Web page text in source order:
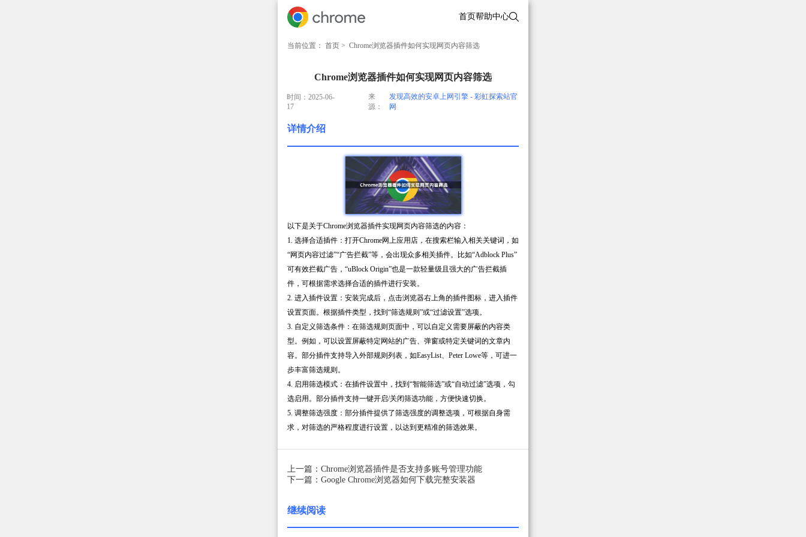
首页帮助中心
当前位置： 首页 > Chrome浏览器插件如何实现网页内容筛选
Chrome浏览器插件如何实现网页内容筛选
时间：2025-06-
17
来
源：
发现高效的安卓上网引擎 - 彩虹探索站官
网
详情介绍
以下是关于Chrome浏览器插件实现网页内容筛选的内容：
1. 选择合适插件：打开Chrome网上应用店，在搜索栏输入相关关键词，如
“网页内容过滤”“广告拦截”等，会出现众多相关插件。比如“Adblock Plus”
可有效拦截广告，“uBlock Origin”也是一款轻量级且强大的广告拦截插
件，可根据需求选择合适的插件进行安装。
2. 进入插件设置：安装完成后，点击浏览器右上角的插件图标，进入插件
设置页面。根据插件类型，找到“筛选规则”或“过滤设置”选项。
3. 自定义筛选条件：在筛选规则页面中，可以自定义需要屏蔽的内容类
型。例如，可以设置屏蔽特定网站的广告、弹窗或特定关键词的文章内
容。部分插件支持导入外部规则列表，如EasyList、Peter Lowe等，可进一
步丰富筛选规则。
4. 启用筛选模式：在插件设置中，找到“智能筛选”或“自动过滤”选项，勾
选启用。部分插件支持一键开启/关闭筛选功能，方便快速切换。
5. 调整筛选强度：部分插件提供了筛选强度的调整选项，可根据自身需
求，对筛选的严格程度进行设置，以达到更精准的筛选效果。
上一篇：Chrome浏览器插件是否支持多账号管理功能
下一篇：Google Chrome浏览器如何下载完整安装器
继续阅读